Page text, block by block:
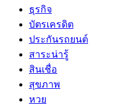
ธุรกิจ
บัตรเครดิต
ประกันรถยนต์
สาระน่ารู้
สินเชื่อ
สุขภาพ
หวย